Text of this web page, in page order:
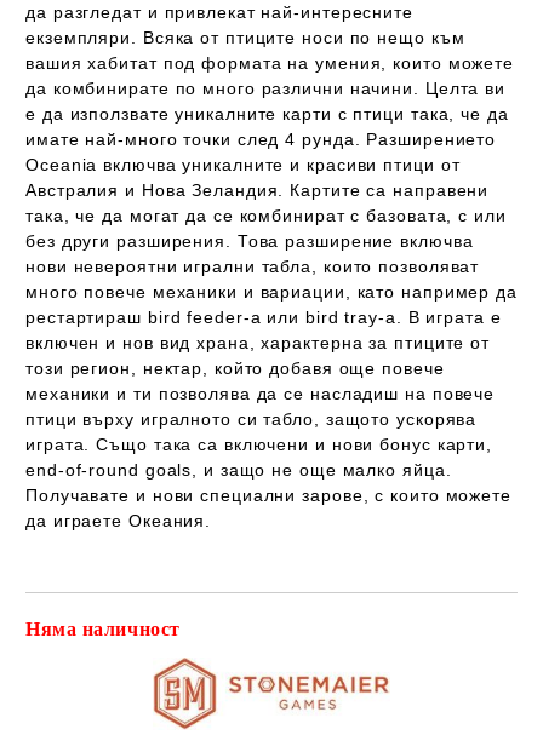
да разгледат и привлекат най-интересните
екземпляри. Всяка от птиците носи по нещо към
вашия хабитат под формата на умения, които можете
да комбинирате по много различни начини. Целта ви
е да използвате уникалните карти с птици така, че да
имате най-много точки след 4 рунда. Разширението
Oceania включва уникалните и красиви птици от
Австралия и Нова Зеландия. Картите са направени
така, че да могат да се комбинират с базовата, с или
без други разширения. Това разширение включва
нови невероятни игрални табла, които позволяват
много повече механики и вариации, като например да
рестартираш bird feeder-a или bird tray-a. В играта е
включен и нов вид храна, характерна за птиците от
този регион, нектар, който добавя още повече
механики и ти позволява да се насладиш на повече
птици върху игралното си табло, защото ускорява
играта. Също така са включени и нови бонус карти,
end-of-round goals, и защо не още малко яйца.
Получавате и нови специални зарове, с които можете
да играете Океания.
Няма наличност